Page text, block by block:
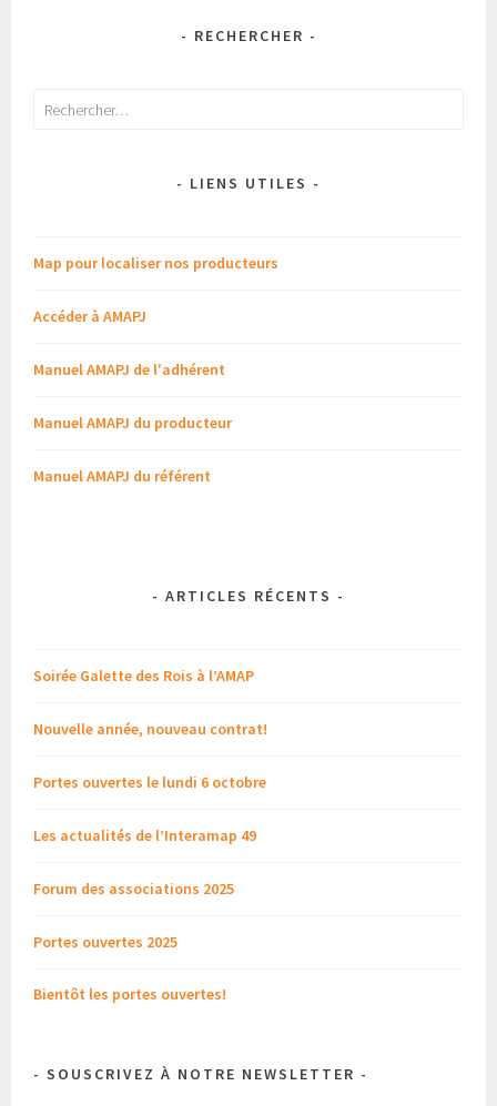
- RECHERCHER -
Rechercher :
- LIENS UTILES -
Map pour localiser nos producteurs
Accéder à AMAPJ
Manuel AMAPJ de l'adhérent
Manuel AMAPJ du producteur
Manuel AMAPJ du référent
- ARTICLES RÉCENTS -
Soirée Galette des Rois à l’AMAP
Nouvelle année, nouveau contrat!
Portes ouvertes le lundi 6 octobre
Les actualités de l’Interamap 49
Forum des associations 2025
Portes ouvertes 2025
Bientôt les portes ouvertes!
- SOUSCRIVEZ À NOTRE NEWSLETTER -